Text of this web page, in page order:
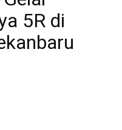
5R di